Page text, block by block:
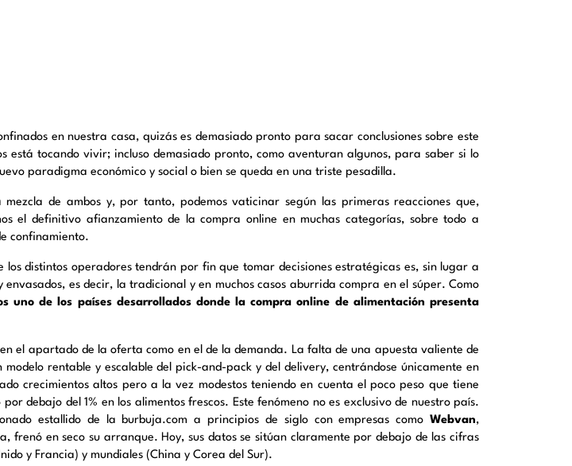
en nuestra casa, quizás es demasiado pronto para sacar conclusiones sobre este
está tocando vivir; incluso demasiado pronto, como aventuran algunos, para saber si lo
paradigma económico y social o bien se queda en una triste pesadilla.
de ambos y, por tanto, podemos vaticinar según las primeras reacciones que,
el definitivo afianzamiento de la compra online en muchas categorías, sobre todo a
confinamiento.
los distintos operadores tendrán por fin que tomar decisiones estratégicas es, sin lugar a
envasados, es decir, la tradicional y en muchos casos aburrida compra en el súper. Como
uno de los países desarrollados donde la compra online de alimentación presenta
en el apartado de la oferta como en el de la demanda. La falta de una apuesta valiente de
rentable y escalable del pick-and-pack y del delivery, centrándose únicamente en
crecimientos altos pero a la vez modestos teniendo en cuenta el poco peso que tiene
debajo del 1% en los alimentos frescos. Este fenómeno no es exclusivo de nuestro país.
estallido de la burbuja.com a principios de siglo con empresas como Webvan,
frenó en seco su arranque. Hoy, sus datos se sitúan claramente por debajo de las cifras
y Francia) y mundiales (China y Corea del Sur).